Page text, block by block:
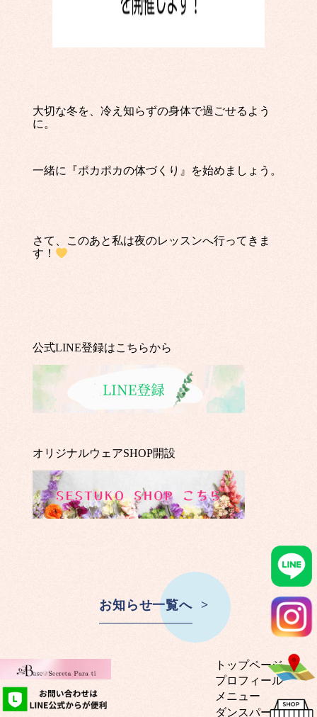
大切な冬を、冷え知らずの身体で過ごせるよう
に。
一緒に『ポカポカの体づくり』を始めましょう。
さて、このあと私は夜のレッスンへ行ってきま
す！
公式LINE登録はこちらから
オリジナルウェアSHOP開設
お知らせ一覧へ
トップページ
プロフィール
メニュー
ダンスパーソナル